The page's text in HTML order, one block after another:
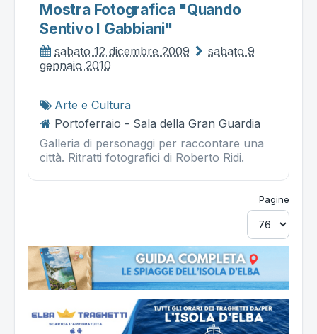
Mostra Fotografica "quando
Sentivo I Gabbiani"
sabato 12 dicembre 2009
sabato 9
gennaio 2010
Arte e Cultura
Portoferraio - Sala della Gran Guardia
Galleria di personaggi per raccontare una
città. Ritratti fotografici di Roberto Ridi.
Pagine